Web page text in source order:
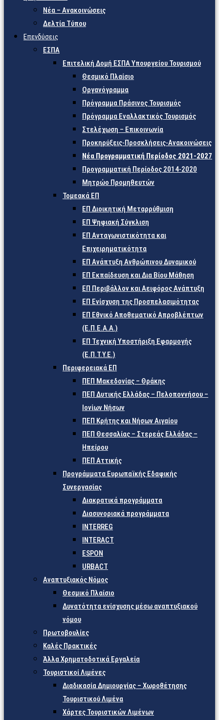
Νέα – Ανακοινώσεις
Δελτία Τύπου
Επενδύσεις
ΕΣΠΑ
Επιτελική Δομή ΕΣΠΑ Υπουργείου Τουρισμού
Θεσμικό Πλαίσιο
Οργανόγραμμα
Πρόγραμμα Πράσινος Τουρισμός
Πρόγραμμα Εναλλακτικός Τουρισμός
Στελέχωση – Επικοινωνία
Προκηρύξεις-Προσκλήσεις-Ανακοινώσεις
Νέα Προγραμματική Περίοδος 2021-2027
Προγραμματική Περίοδος 2014-2020
Μητρώο Προμηθευτών
Τομεακά ΕΠ
ΕΠ Διοικητική Μεταρρύθμιση
ΕΠ Ψηφιακή Σύγκλιση
ΕΠ Ανταγωνιστικότητα και
Επιχειρηματικότητα
ΕΠ Ανάπτυξη Ανθρώπινου Δυναμικού
ΕΠ Εκπαίδευση και Δια Βίου Μάθηση
ΕΠ Περιβάλλον και Αειφόρος Ανάπτυξη
ΕΠ Ενίσχυση της Προσπελασιμότητας
ΕΠ Εθνικό Αποθεματικό Απροβλέπτων
(Ε.Π.Ε.Α.Α.)
ΕΠ Τεχνική Υποστήριξη Εφαρμογής
(Ε.Π.Τ.Υ.Ε.)
Περιφερειακά ΕΠ
ΠΕΠ Μακεδονίας – Θράκης
ΠΕΠ Δυτικής Ελλάδας – Πελοποννήσου –
Ιονίων Νήσων
ΠΕΠ Κρήτης και Νήσων Αιγαίου
ΠΕΠ Θεσσαλίας – Στερεάς Ελλάδας –
Ηπείρου
ΠΕΠ Αττικής
Προγράμματα Ευρωπαϊκής Εδαφικής
Συνεργασίας
Διακρατικά προγράμματα
Διασυνοριακά προγράμματα
INTERREG
INTERACT
ESPON
URBACT
Αναπτυξιακός Νόμος
Θεσμικό Πλαίσιο
Δυνατότητα ενίσχυσης μέσω αναπτυξιακού
νόμου
Πρωτοβουλίες
Καλές Πρακτικές
Άλλα Χρηματοδοτικά Εργαλεία
Τουριστικοί Λιμένες
Διαδικασία Δημιουργίας – Χωροθέτησης
Τουριστικού Λιμένα
Χάρτες Τουριστικών Λιμένων